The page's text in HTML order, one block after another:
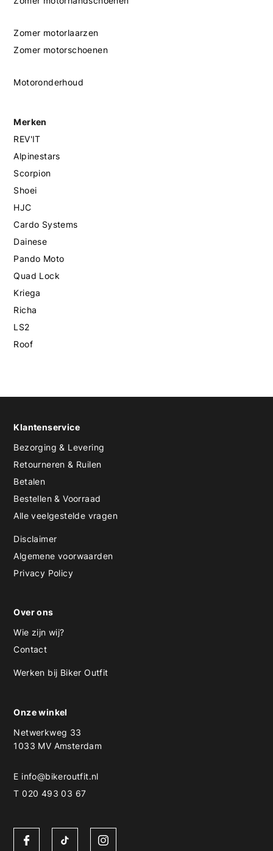
Zomer motorlaarzen
Zomer motorschoenen
Motoronderhoud
Merken
REV'IT
Alpinestars
Scorpion
Shoei
HJC
Cardo Systems
Dainese
Pando Moto
Quad Lock
Kriega
Richa
LS2
Roof
Klantenservice
Bezorging & Levering
Retourneren & Ruilen
Betalen
Bestellen & Voorraad
Alle veelgestelde vragen
Disclaimer
Algemene voorwaarden
Privacy Policy
Over ons
Wie zijn wij?
Contact
Werken bij Biker Outfit
Onze winkel
Netwerkweg 33
1033 MV Amsterdam
E info@bikeroutfit.nl
T 020 493 03 67